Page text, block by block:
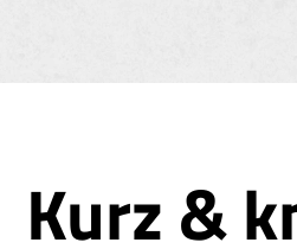
Kurz &